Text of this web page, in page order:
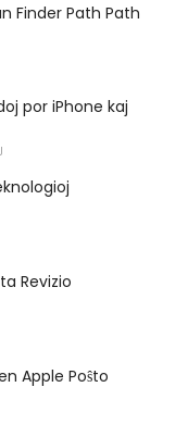
Finder Path Path
por iPhone kaj
Revizio
Apple Poŝto